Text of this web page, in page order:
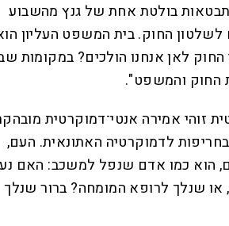
בולטת אחת של גנץ מהשבוע
החוק. בית המשפט העליון
לאן אנחנו הולכים? במקומות
החוק והמשפט".
זוהי אמירה אנטי־דמוקרטית
לדמוקרטיה האתונאית. העם,
הוא כמו אדם שנפל למשכב: האם
שנלך לרופא המומחה? ברור שנלך